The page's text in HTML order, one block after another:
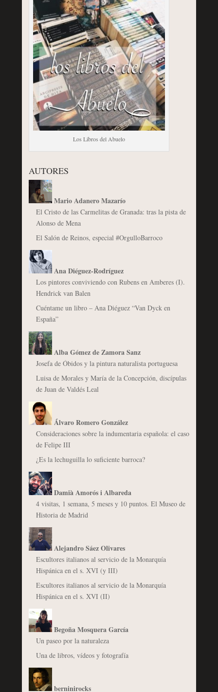
Los Libros del Abuelo
AUTORES
Mario Adanero Mazarío
El Cristo de las Carmelitas de Granada: tras la pista de
Alonso de Mena
El Salón de Reinos, especial #OrgulloBarroco
Ana Diéguez-Rodríguez
Los pintores conviviendo con Rubens en Amberes (I).
Hendrick van Balen
Cuéntame un libro – Ana Diéguez “Van Dyck en
España”
Alba Gómez de Zamora Sanz
Josefa de Óbidos y la pintura naturalista portuguesa
Luisa de Morales y María de la Concepción, discípulas
de Juan de Valdés Leal
Álvaro Romero González
Consideraciones sobre la indumentaria española: el caso
de Felipe III
¿Es la lechuguilla lo suficiente barroca?
Damià Amorós i Albareda
4 visitas, 1 semana, 5 meses y 10 puntos. El Museo de
Historia de Madrid
Alejandro Sáez Olivares
Escultores italianos al servicio de la Monarquía
Hispánica en el s. XVI (y III)
Escultores italianos al servicio de la Monarquía
Hispánica en el s. XVI (II)
Begoña Mosquera García
Un paseo por la naturaleza
Una de libros, vídeos y fotografía
berninirocks